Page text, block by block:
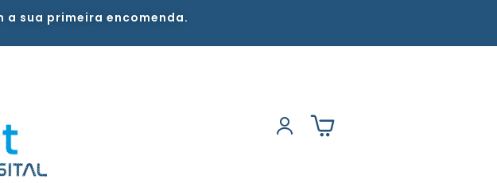
a sua primeira encomenda.